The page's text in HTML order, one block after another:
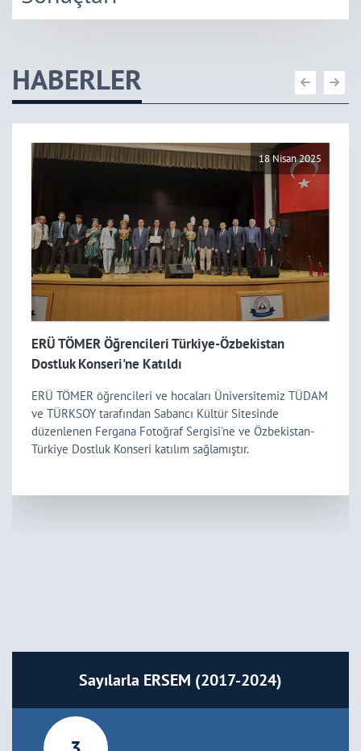
HABERLER
18 Nisan 2025
ERÜ TÖMER Öğrencileri Türkiye-Özbekistan
Dostluk Konseri'ne Katıldı
ERÜ TÖMER öğrencileri ve hocaları Üniversitemiz TÜDAM
ve TÜRKSOY tarafından Sabancı Kültür Sitesinde
düzenlenen Fergana Fotoğraf Sergisi'ne ve Özbekistan-
Türkiye Dostluk Konseri katılım sağlamıştır.
Sayılarla ERSEM (2017-2024)